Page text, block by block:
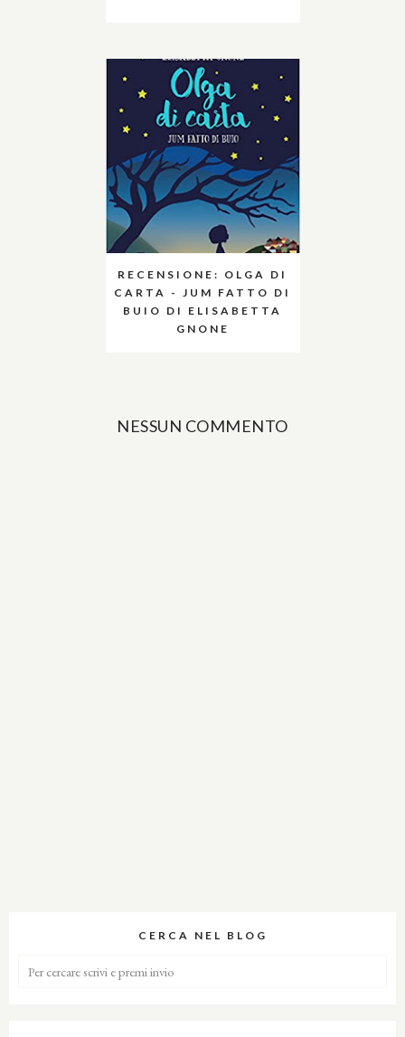
RECENSIONE: OLGA DI
CARTA - JUM FATTO DI
BUIO DI ELISABETTA
GNONE
NESSUN COMMENTO
CERCA NEL BLOG